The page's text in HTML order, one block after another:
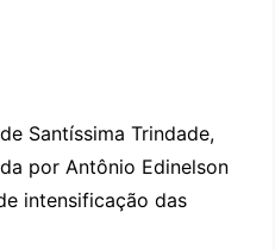
Santíssima Trindade,
por Antônio Edinelson
intensificação das